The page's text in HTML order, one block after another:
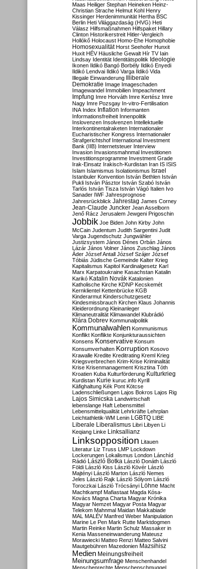
Maas Heiliger Stephan Heineken Heinz-
Christian Strache Helmut Kohl Henry
Kissinger Herdenimmunität Hertha BSC
Berlin Heti Világgazdaság (HVG) Heti
Válasz Hilfsmaßnahmen Hilfspaket Hillary
Clinton Historikerstreit Hitler-Vergleich
Hollókő Holocaust Homo-Ehe Homophobie
Homosexualität Horst Seehofer Hunxit
Huxit HÉV Häusliche Gewalt Hír TV Iain
Lindsay Identität Identitätspolitik Ideologie
Ikonen Ildikó Bangó Borbély Ildikó Enyedi
Ildikó Lendvai Ildikó Varga Ildikó Vida
Illegale Einwanderung Illiberale
Demokratie Image Imageschaden
Imagewandel Immobilien Impeachment
Impfung Imre Horváth Imre Kertész Imre
Nagy Imre Pozsgay In-vitro-Fertilisation
INA Index Inflation Informanten
Informationsfreiheit Innenpolitik
Inslovenzen Insolvenzen Intellektuelle
Interkontinentalraketen Internationaler
Eucharistischer Kongress Internationaler
Strafgerichtshof International Investment
Bank (IIB) Internetsteuer Interview
Invasion Invasionsmahnmal Investitionen
Investitionsprogramme Investment Grade
Irak-Einsatz Irakisch-Kurdistan Iran IS ISIS
Islam Islamismus Isolationismus Israel
Istanbuler Konvention István Bethlen István
Pukli István Pásztor István Szabó István
Tarlós István Tisza István Vágó Italien Ivo
Sanader IWF Jahresprognose
Jahresrückblick Jahrestag James Corney
Jean-Claude Juncker Jean Asselborn
Jenő Rácz Jerusalem Jewgeni Prigoschin
Jobbik Joe Biden John Kirby John
McCain Judentum Judith Sargentini Judit
Varga Jugendschutz Jungwähler
Justizsystem János Dénes Orbán János
Lázár János Volner János Zuschlag János
Áder József Antall József Szájer József
Tóbiás Jüdische Gemeinde Kalter Krieg
Kapitalismus Kapitol Kardinalgesetz Karl
Marx Karpatoukraine Kasachstan Katalin
Karikó Katalin Novák Katalonien
Katholische Kirche KDNP Kecskemét
Kernklientel Kettenbrücke KGB
Kinderarmut Kinderschutzgesetz
Kindesmissbrauch Kirchen Klaus Johannis
Kleiderordnung Kleinanleger
Klimaneutralität Klimawandel Klubrádió
Klára Dobrev Kommunalpolitik
Kommunalwahlen Kommunismus
Konflikt Konflikte Konjunkturaussichten
Konsens Konservative Konsum
Konsumverhalten Korruption Kosovo
Krawalle Kredite Kreditrating Kreml Krieg
Kriegsverbrechen Krim-Krise Kriminalität
Krise Krisenmanagement Krisztina Tóth
Kroatien Kuba Kulturförderung Kulturkrieg
Kurdistan Kurie kuruc.info Kyrill
Käfighaltung Kék Pont Kötcse
Ladenschließungen Lajos Bokros Lajos Rig
Lajos Simicska Landwirtschaft
lebenslange Haft Lebensmittel
Lebensmittelqualität Lehrkräfte Lehrplan
Leichtathletik-WM Lenin LGBTQ LIBE
Liberale Liberalismus Libri Libyen Li
Keqiang Linke Linksallianz
Linksopposition Litauen
Literatur Liz Truss LMP Lockdown
Lockerungen Lokalismus London Lánchíd
Rádió
László Botka László Donáth László
Földi László Kiss László Kövér László
Majtényi László Marton László Nemes
Jeles László Rajk László Sólyom László
Toroczkai László Trócsányi Löhne Macht
Machtkampf Mafiastaat Magda Kósa-
Kovács Magna Charta Magyar Krónika
Magyar Nemzet Magyar Posta Magyar
Telekom Mahnmal Maidan Makkabiade
MAL MALÉV Manfred Weber Manipulation
Marine Le Pen Mark Rutte Marktdogmen
Martin Reinke Martin Schulz Massaker in
Kenia Masseneinwanderung Mateusz
Morawiecki Matteo Renzi Matteo Salvini
Mautgebühren Mazedonien Mazsihisz
Medien Meinungsfreiheit
Meinungsumfrage Menschenhandel
Menschenrechte Menschenschmuggel